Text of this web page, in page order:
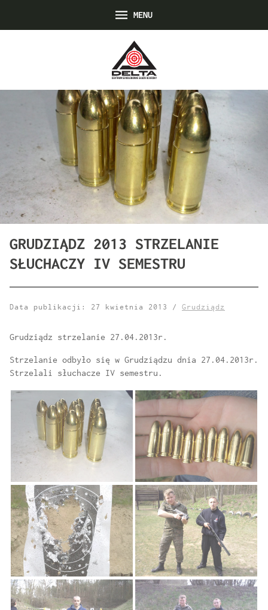
MENU
GRUDZIĄDZ 2013 STRZELANIE
SŁUCHACZY IV SEMESTRU
Data publikacji: 27 kwietnia 2013 / Grudziądz
Grudziądz strzelanie 27.04.2013r.
Strzelanie odbyło się w Grudziądzu dnia 27.04.2013r.
Strzelali słuchacze IV semestru.